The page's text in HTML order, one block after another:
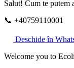
Salut! Cum te putem
📞 +40759110001
Deschide în
Welcome you to